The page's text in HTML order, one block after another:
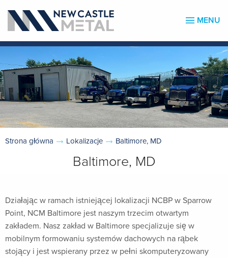
MENU
Strona główna Lokalizacje Baltimore, MD
Baltimore, MD
Działając w ramach istniejącej lokalizacji NCBP w Sparrow
Point, NCM Baltimore jest naszym trzecim otwartym
zakładem. Nasz zakład w Baltimore specjalizuje się w
mobilnym formowaniu systemów dachowych na rąbek
stojący i jest wspierany przez w pełni skomputeryzowany